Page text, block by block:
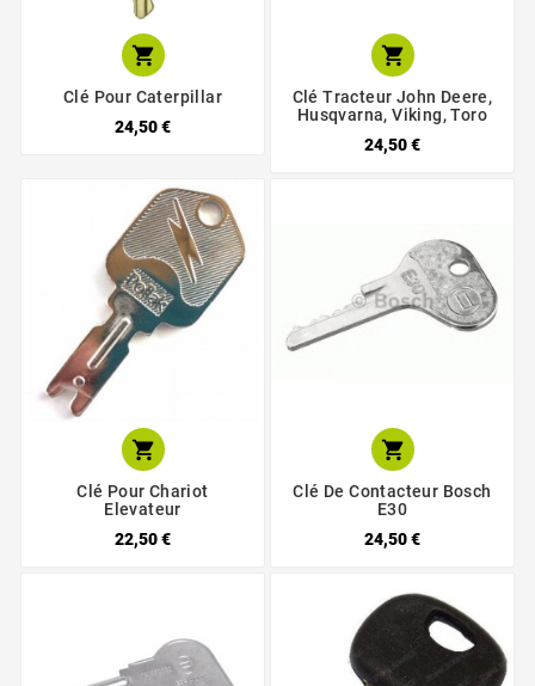

Clé Pour Caterpillar
24,50 €

Clé Tracteur John Deere,
Husqvarna, Viking, Toro
24,50 €

Clé Pour Chariot
Elevateur
22,50 €

Clé De Contacteur Bosch
E30
24,50 €